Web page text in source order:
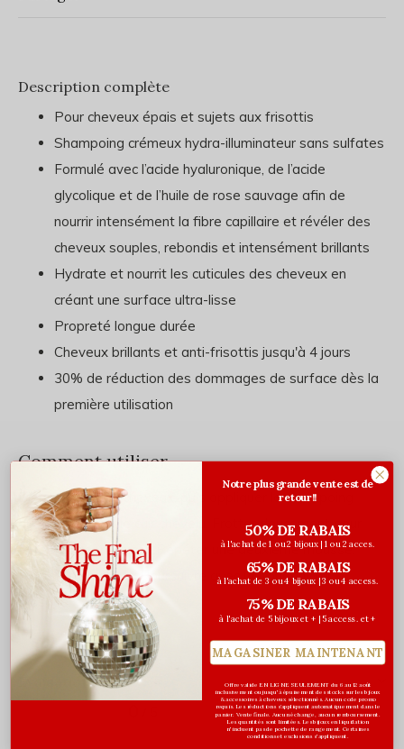
Description complète
Pour cheveux épais et sujets aux frisottis
Shampoing crémeux hydra-illuminateur sans sulfates
Formulé avec l’acide hyaluronique, de l’acide
glycolique et de l’huile de rose sauvage afin de
nourrir intensément la fibre capillaire et révéler des
cheveux souples, rebondis et intensément brillants
Hydrate et nourrit les cuticules des cheveux en
créant une surface ultra-lisse
Propreté longue durée
Cheveux brillants et anti-frisottis jusqu'à 4 jours
30% de réduction des dommages de surface dès la
première utilisation
Comment utiliser
Bien mouiller les cheveux, puis appliquer le shampoing
directement sur le cuir chevelu. Frotter doucement pour
faire mousser. Rincer. Répéter une deuxième mousse.
Rincer de nouveau. Poursuivre avec un fondant ou
masque.
Évaluations
Notre plus grande vente est de
retour!!
50% DE RABAIS
à l'achat de 1 ou 2 bijoux | 1 ou 2 acces.
65% DE RABAIS
à l'achat de 3 ou 4 bijoux | 3 ou 4 access.
75% DE RABAIS
à l'achat de 5 bijoux et + | 5 access. et +
MAGASINER MAINTENANT
Offre valide EN LIGNE SEULEMENT du 6 au 12 août
inclusivement ou jusqu'à épuisement des stocks sur les bijoux
& accessoires à cheveux sélectionnés. Aucun code promo
requis. Les réductions s’appliquent automatiquement dans le
panier. Vente finale. Aucun échange, aucun remboursement.
Les quantités sont limitées. Les bijoux en liquidation
n'incluent pas de pochette de rangement. Certaines
conditions et exclusions s'appliquent.